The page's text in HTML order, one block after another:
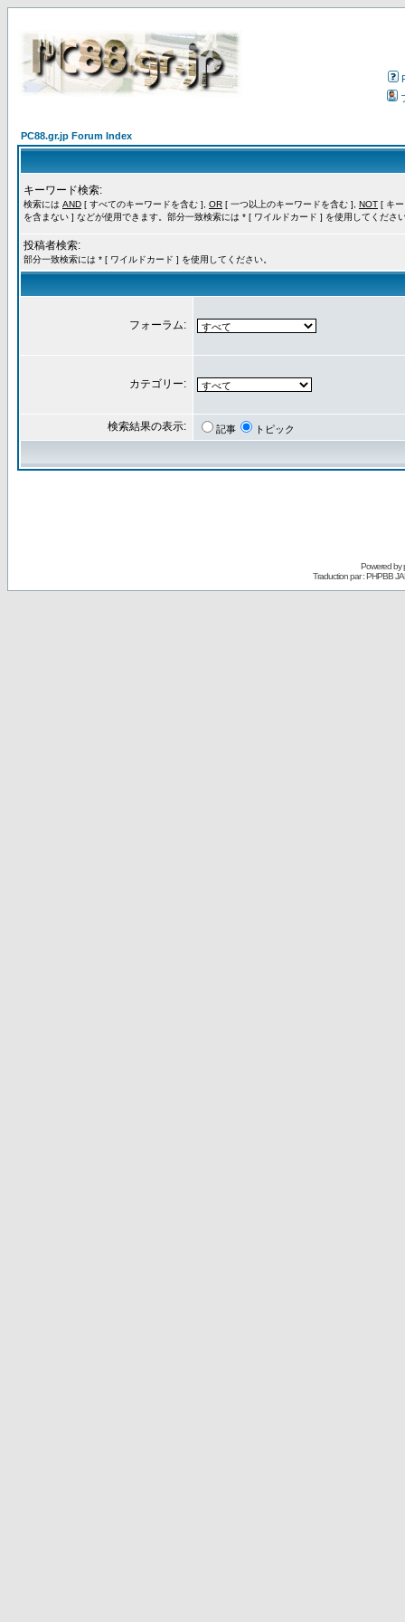
PC88.gr.jp Forum Index
キーワード検索:
検索には AND [ すべてのキーワードを含む ], OR [ 一つ以上のキーワードを含む ], NOT [ キ
を含まない ] などが使用できます。部分一致検索には * [ ワイルドカード ] を使用してくださ
投稿者検索:
部分一致検索には * [ ワイルドカード ] を使用してください。
フォーラム:
カテゴリー:
検索結果の表示: 記事 トピック
Powered by
Traduction par : PHPBB